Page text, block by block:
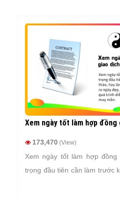
Xem ngày tốt làm hợp đồng
173,470 (View)
Xem ngày tốt làm hợp
trọng đầu tiên cần làm trước